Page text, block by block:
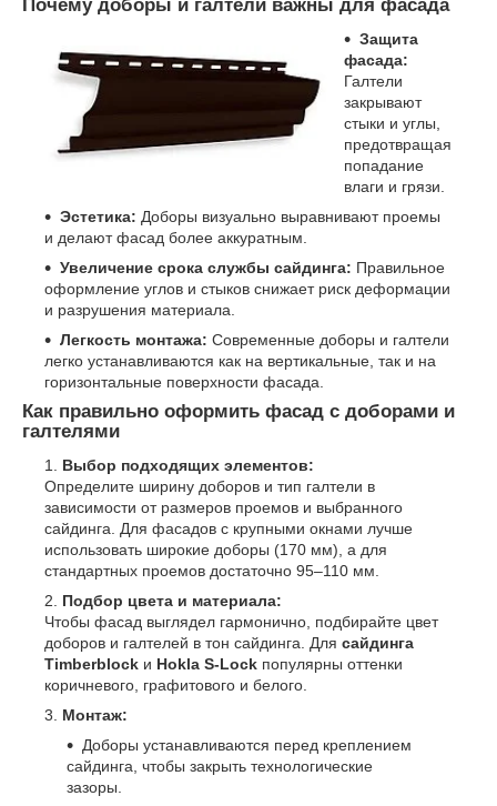
Почему доборы и галтели важны для фасада
Защита
фасада:
Галтели
закрывают
стыки и углы,
предотвращая
попадание
влаги и грязи.
Эстетика: Доборы визуально выравнивают проемы
и делают фасад более аккуратным.
Увеличение срока службы сайдинга: Правильное
оформление углов и стыков снижает риск деформации
и разрушения материала.
Легкость монтажа: Современные доборы и галтели
легко устанавливаются как на вертикальные, так и на
горизонтальные поверхности фасада.
Как правильно оформить фасад с доборами и
галтелями
Выбор подходящих элементов:
Определите ширину доборов и тип галтели в
зависимости от размеров проемов и выбранного
сайдинга. Для фасадов с крупными окнами лучше
использовать широкие доборы (170 мм), а для
стандартных проемов достаточно 95–110 мм.
Подбор цвета и материала:
Чтобы фасад выглядел гармонично, подбирайте цвет
доборов и галтелей в тон сайдинга. Для сайдинга
Timberblock и Hokla S-Lock популярны оттенки
коричневого, графитового и белого.
Монтаж:
Доборы устанавливаются перед креплением
сайдинга, чтобы закрыть технологические
зазоры.